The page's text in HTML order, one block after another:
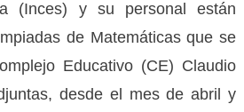
(Inces) y su personal están
de Matemáticas que se
Educativo (CE) Claudio
desde el mes de abril y